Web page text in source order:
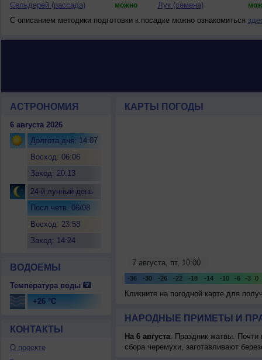
Сельдерей (рассада) можно Лук (семена)
С описанием методики подготовки к посадке можно ознакомиться
АСТРОНОМИЯ
6 августа 2026
Долгота дня: 14:07
Восход: 06:06
Заход: 20:13
24-й лунный день
Посл.четв. 06/08
Восход: 23:58
Заход: 14:24
ВОДОЕМЫ
Температура воды
+26 °C
КОНТАКТЫ
О проекте
КАРТЫ ПОГОДЫ
Кликните на погодной карте для
НАРОДНЫЕ ПРИМЕТЫ И
На 6 августа: Праздник жатвы. Почти
сбора черемухи, заготавливают